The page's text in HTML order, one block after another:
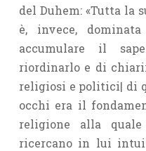
del Duhem: «Tutta la
è, invece,
accumulare il
riordinarlo e di
religiosi e politici| di
occhi era il
religione alla
ricercano in lui